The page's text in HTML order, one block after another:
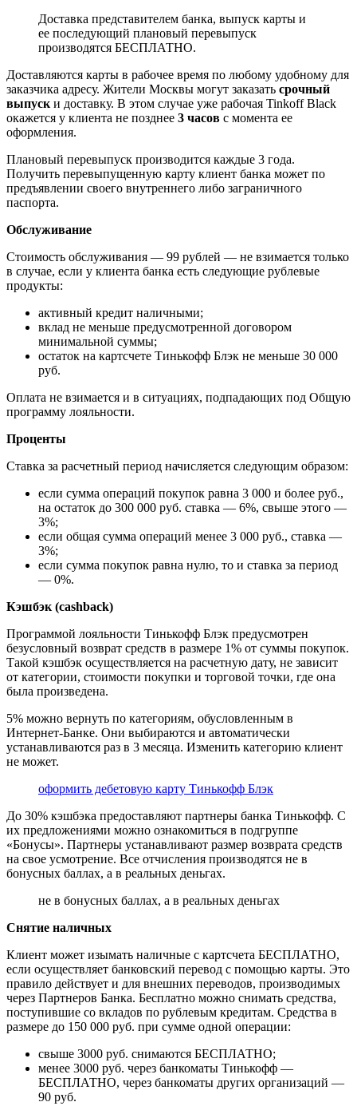
Доставка представителем банка, выпуск карты и
ее последующий плановый перевыпуск
производятся БЕСПЛАТНО.
Доставляются карты в рабочее время по любому удобному для
заказчика адресу. Жители Москвы могут заказать срочный
выпуски доставку. В этом случае уже рабочая Tinkoff Black
окажется у клиента не позднее 3 часов с момента ее
оформления.
Плановый перевыпуск производится каждые 3 года.
Получить перевыпущенную карту клиент банка может по
предъявлении своего внутреннего либо заграничного
паспорта.
Обслуживание
Стоимость обслуживания — 99 рублей — не взимается только
в случае, если у клиента банка есть следующие рублевые
продукты:
активный кредит наличными;
вклад не меньше предусмотренной договором
минимальной суммы;
остаток на картсчете Тинькофф Блэк не меньше 30 000
руб.
Оплата не взимается и в ситуациях, подпадающих под Общую
программу лояльности.
Проценты
Ставка за расчетный период начисляется следующим образом:
если сумма операций покупок равна 3 000 и более руб.,
на остаток до 300 000 руб. ставка — 6%, свыше этого —
3%;
если общая сумма операций менее 3 000 руб., ставка —
3%;
если сумма покупок равна нулю, то и ставка за период
— 0%.
Кэшбэк (cashback)
Программой лояльности Тинькофф Блэк предусмотрен
безусловный возврат средств в размере 1% от суммы покупок.
Такой кэшбэк осуществляется на расчетную дату, не зависит
от категории, стоимости покупки и торговой точки, где она
была произведена.
5% можно вернуть по категориям, обусловленным в
Интернет-Банке. Они выбираются и автоматически
устанавливаются раз в 3 месяца. Изменить категорию клиент
не может.
оформить дебетовую карту Тинькофф Блэк
До 30% кэшбэка предоставляют партнеры банка Тинькофф. С
их предложениями можно ознакомиться в подгруппе
«Бонусы». Партнеры устанавливают размер возврата средств
на свое усмотрение. Все отчисления производятся не в
бонусных баллах, а в реальных деньгах.
не в бонусных баллах, а в реальных деньгах
Снятие наличных
Клиент может изымать наличные с картсчета БЕСПЛАТНО,
если осуществляет банковский перевод с помощью карты. Это
правило действует и для внешних переводов, производимых
через Партнеров Банка. Бесплатно можно снимать средства,
поступившие со вкладов по рублевым кредитам. Средства в
размере до 150 000 руб. при сумме одной операции:
свыше 3000 руб. снимаются БЕСПЛАТНО;
менее 3000 руб. через банкоматы Тинькофф —
БЕСПЛАТНО, через банкоматы других организаций —
90 руб.